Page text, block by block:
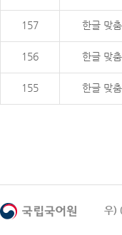
157 한글 맞
156 한글 맞
155 한글 맞
우)